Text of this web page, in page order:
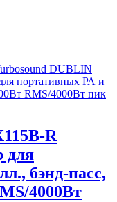
R
для
бэнд-пасс,
4000Вт